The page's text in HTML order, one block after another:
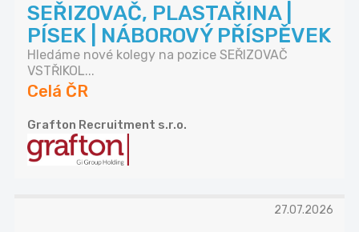
SEŘIZOVAČ, PLASTAŘINA |
PÍSEK | NÁBOROVÝ PŘÍSPĚVEK
Hledáme nové kolegy na pozice SEŘIZOVAČ
VSTŘIKOL...
Celá ČR
Grafton Recruitment s.r.o.
27.07.2026